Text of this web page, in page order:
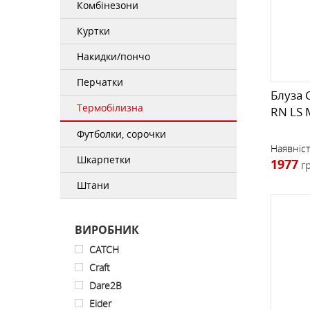
РЮКЗАКИ ФРІРАЙД, СКІТУР
ТЕРМОСИ
ПРОМАЛЬП
КОМПАСИ
ОКУЛЯРИ
РУШНИКИ
СУМКИ, ГАМАНЦІ, РЕМЕНІ
ШКАРПЕТКИ
ФРІРАЙД, СКІ-ТУР
Комбінезони
Куртки
Накидки/пончо
Перчатки
Термобілизна
Футболки, сорочки
Шкарпетки
Штани
ВИРОБНИК
CATCH
Craft
Dare2B
Eider
Блуза
RN LS
1977